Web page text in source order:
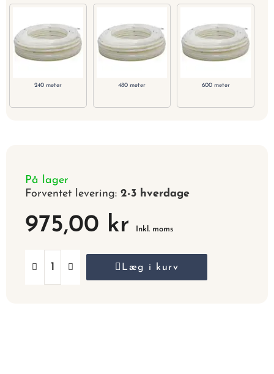
240 meter 480 meter 600 meter
På lager
Forventet levering: 2-3 hverdage
975,00 kr Inkl. moms
Læg i kurv